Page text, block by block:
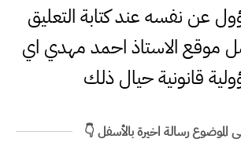
نفسه عند كتابة التعليق
موقع الاستاذ احمد مهدي اي
قانونية حيال ذلك
الموضوع رسالة اخيرة بالأسفل 👇